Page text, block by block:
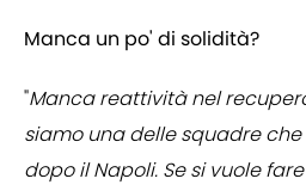
Manca un po' di solidità?
"Manca reattività nel
siamo una delle squadre
dopo il Napoli. Se si vuole